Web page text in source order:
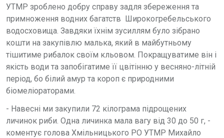
УТМР зроблено добру справу задля збереження та
примноження водних багатств Широкогребельського
водосховища. Завдяки їхнім зусиллям було зібрано
кошти на закупівлю малька, який в майбутньому
тішитиме рибалок своїм кльовом. Покращуватиме він і
якість води та запобігатиме її цвітінню у весняно-літній
період, бо білий амур та короп є природними
біомеліораторами.
- Навесні ми закупили 72 кілограма підрощених
личинок риби. Одна личинка мала вагу від 30 до 50 г, -
коментує голова Хмільницького РО УТМР Михайло